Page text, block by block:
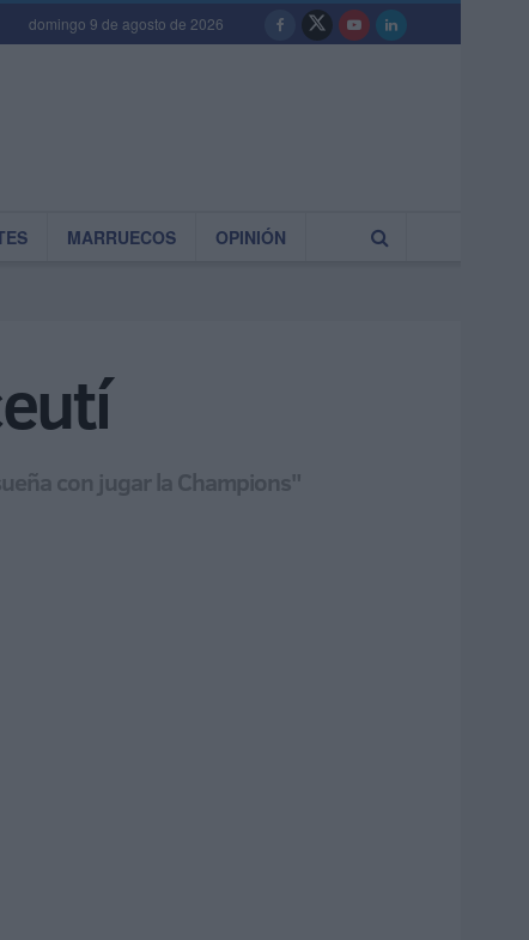
domingo 9 de agosto de 2026
MARRUECOS OPINIÓN
con jugar la Champions"